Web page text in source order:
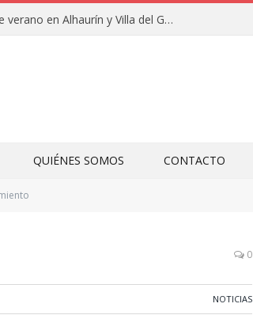
Clausuras de los campamentos de verano en Alhaurín y Villa del Guadalhorce 2026
QUIÉNES SOMOS CONTACTO
0
NOTICIAS